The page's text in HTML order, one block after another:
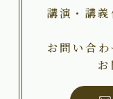
講演・講
お問い合
お